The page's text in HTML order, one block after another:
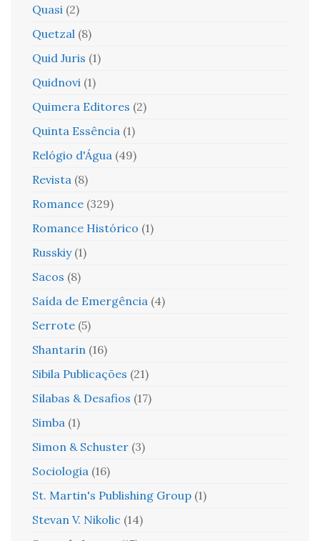
Quasi (2)
Quetzal (8)
Quid Juris (1)
Quidnovi (1)
Quimera Editores (2)
Quinta Essência (1)
Relógio d'Água (49)
Revista (8)
Romance (329)
Romance Histórico (1)
Russkiy (1)
Sacos (8)
Saída de Emergência (4)
Serrote (5)
Shantarin (16)
Sibila Publicações (21)
Sílabas & Desafios (17)
Simba (1)
Simon & Schuster (3)
Sociologia (16)
St. Martin's Publishing Group (1)
Stevan V. Nikolic (14)